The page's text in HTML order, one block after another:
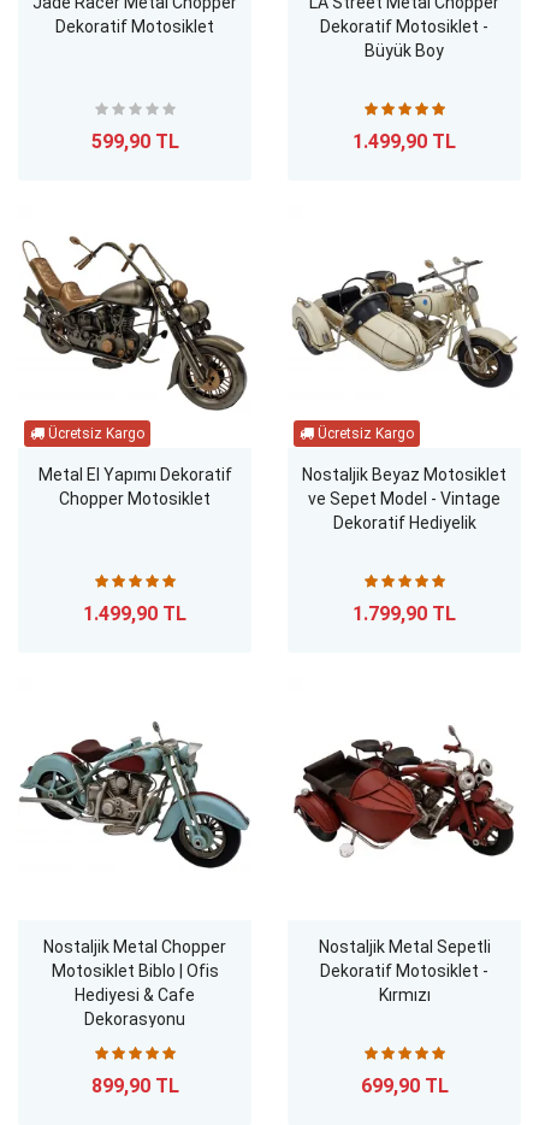
Dekoratif Motosiklet
599,90 TL
Dekoratif Motosiklet -
Büyük Boy
1.499,90 TL
Metal El Yapımı Dekoratif
Chopper Motosiklet
1.499,90 TL
Nostaljik Beyaz Motosiklet
ve Sepet Model - Vintage
Dekoratif Hediyelik
1.799,90 TL
Nostaljik Metal Chopper
Motosiklet Biblo | Ofis
Hediyesi & Cafe
Dekorasyonu
899,90 TL
Nostaljik Metal Sepetli
Dekoratif Motosiklet -
Kırmızı
699,90 TL